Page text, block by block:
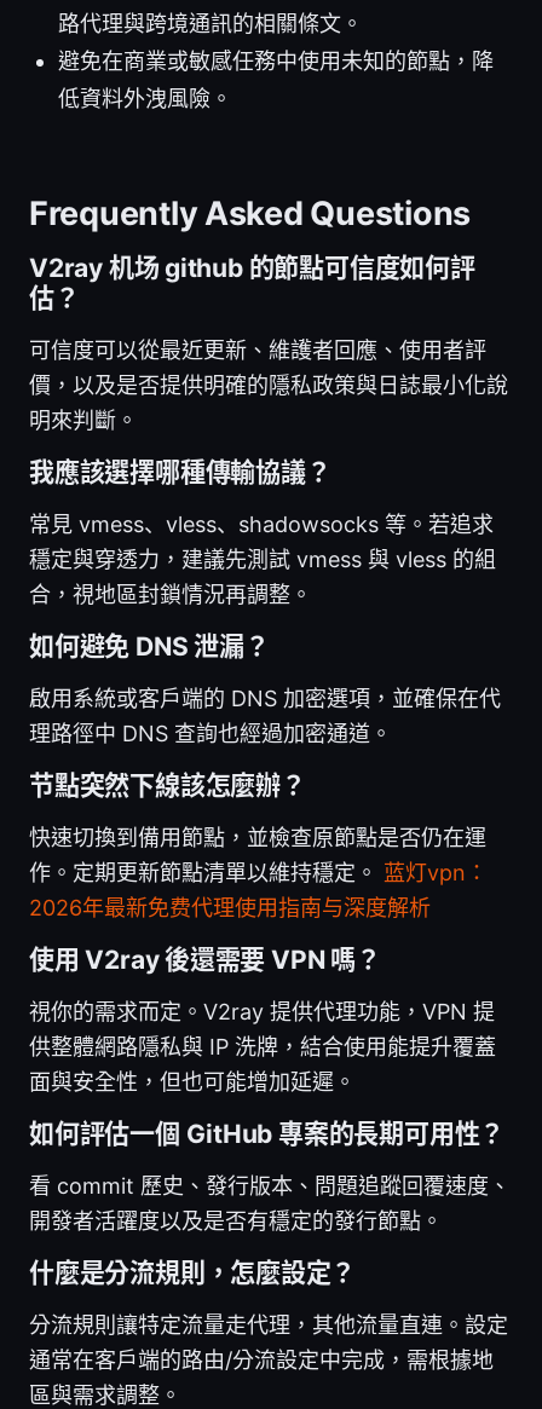
路代理與跨境通訊的相關條文。
避免在商業或敏感任務中使用未知的節點，降
低資料外洩風險。
Frequently Asked Questions
V2ray 机场 github 的節點可信度如何評
估？
可信度可以從最近更新、維護者回應、使用者評
價，以及是否提供明確的隱私政策與日誌最小化說
明來判斷。
我應該選擇哪種傳輸協議？
常見 vmess、vless、shadowsocks 等。若追求
穩定與穿透力，建議先測試 vmess 與 vless 的組
合，視地區封鎖情況再調整。
如何避免 DNS 泄漏？
啟用系統或客戶端的 DNS 加密選項，並確保在代
理路徑中 DNS 查詢也經過加密通道。
节點突然下線該怎麼辦？
快速切換到備用節點，並檢查原節點是否仍在運
作。定期更新節點清單以維持穩定。 蓝灯vpn：
2026年最新免费代理使用指南与深度解析
使用 V2ray 後還需要 VPN 嗎？
視你的需求而定。V2ray 提供代理功能，VPN 提
供整體網路隱私與 IP 洗牌，結合使用能提升覆蓋
面與安全性，但也可能增加延遲。
如何評估一個 GitHub 專案的長期可用性？
看 commit 歷史、發行版本、問題追蹤回覆速度、
開發者活躍度以及是否有穩定的發行節點。
什麼是分流規則，怎麼設定？
分流規則讓特定流量走代理，其他流量直連。設定
通常在客戶端的路由/分流設定中完成，需根據地
區與需求調整。